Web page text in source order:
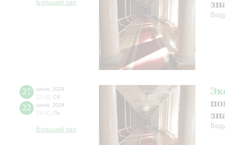
Большой зал
27 июля 2024
12:00 Сб
22 июля 2024
14:00 Пн
Большой зал